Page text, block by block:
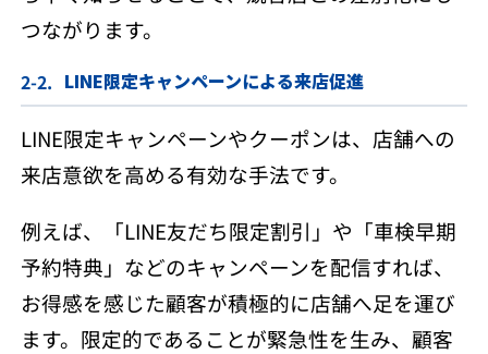
つながります。
LINE限定キャンペーンによる来店促進
LINE限定キャンペーンやクーポンは、店舗への
来店意欲を高める有効な手法です。
例えば、「LINE友だち限定割引」や「車検早期
予約特典」などのキャンペーンを配信すれば、
お得感を感じた顧客が積極的に店舗へ足を運び
ます。限定的であることが緊急性を生み、顧客